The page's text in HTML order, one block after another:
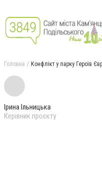
Головна Конфлікт у парку Героїв
Ірина Ільницька
Керівник проєкту